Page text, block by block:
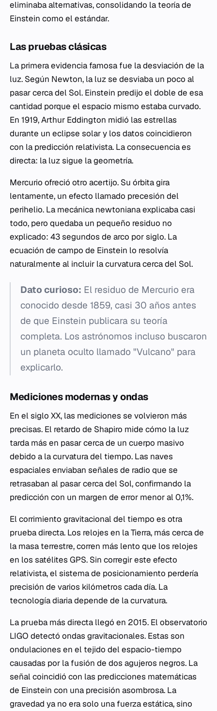
eliminaba alternativas, consolidando la teoría de
Einstein como el estándar.
Las pruebas clásicas
La primera evidencia famosa fue la desviación de la
luz. Según Newton, la luz se desviaba un poco al
pasar cerca del Sol. Einstein predijo el doble de esa
cantidad porque el espacio mismo estaba curvado.
En 1919, Arthur Eddington midió las estrellas
durante un eclipse solar y los datos coincidieron
con la predicción relativista. La consecuencia es
directa: la luz sigue la geometría.
Mercurio ofreció otro acertijo. Su órbita gira
lentamente, un efecto llamado precesión del
perihelio. La mecánica newtoniana explicaba casi
todo, pero quedaba un pequeño residuo no
explicado: 43 segundos de arco por siglo. La
ecuación de campo de Einstein lo resolvía
naturalmente al incluir la curvatura cerca del Sol.
Dato curioso: El residuo de Mercurio era
conocido desde 1859, casi 30 años antes
de que Einstein publicara su teoría
completa. Los astrónomos incluso buscaron
un planeta oculto llamado "Vulcano" para
explicarlo.
Mediciones modernas y ondas
En el siglo XX, las mediciones se volvieron más
precisas. El retardo de Shapiro mide cómo la luz
tarda más en pasar cerca de un cuerpo masivo
debido a la curvatura del tiempo. Las naves
espaciales enviaban señales de radio que se
retrasaban al pasar cerca del Sol, confirmando la
predicción con un margen de error menor al 0,1%.
El corrimiento gravitacional del tiempo es otra
prueba directa. Los relojes en la Tierra, más cerca de
la masa terrestre, corren más lento que los relojes
en los satélites GPS. Sin corregir este efecto
relativista, el sistema de posicionamiento perdería
precisión de varios kilómetros cada día. La
tecnología diaria depende de la curvatura.
La prueba más directa llegó en 2015. El observatorio
LIGO detectó ondas gravitacionales. Estas son
ondulaciones en el tejido del espacio-tiempo
causadas por la fusión de dos agujeros negros. La
señal coincidió con las predicciones matemáticas
de Einstein con una precisión asombrosa. La
gravedad ya no era solo una fuerza estática, sino